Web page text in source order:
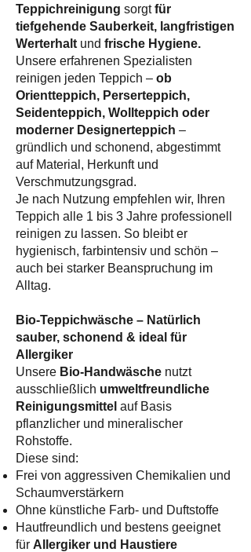
Teppichreinigung sorgtfür
tiefgehende Sauberkeit, langfristigen
Werterhalt und frische Hygiene.
Unsere erfahrenen Spezialisten
reinigen jeden Teppich – ob
Orientteppich, Perserteppich,
Seidenteppich, Wollteppich oder
moderner Designerteppich –
gründlich und schonend, abgestimmt
auf Material, Herkunft und
Verschmutzungsgrad.
Je nach Nutzung empfehlen wir, Ihren
Teppich alle 1 bis 3 Jahre professionell
reinigen zu lassen. So bleibt er
hygienisch, farbintensiv und schön –
auch bei starker Beanspruchung im
Alltag.
Bio-Teppichwäsche – Natürlich
sauber, schonend & ideal für
Allergiker
Unsere Bio-Handwäsche nutzt
ausschließlich umweltfreundliche
Reinigungsmittel auf Basis
pflanzlicher und mineralischer
Rohstoffe.
Diese sind:
Frei von aggressiven Chemikalien und
Schaumverstärkern
Ohne künstliche Farb- und Duftstoffe
Hautfreundlich und bestens geeignet
für Allergiker und Haustiere